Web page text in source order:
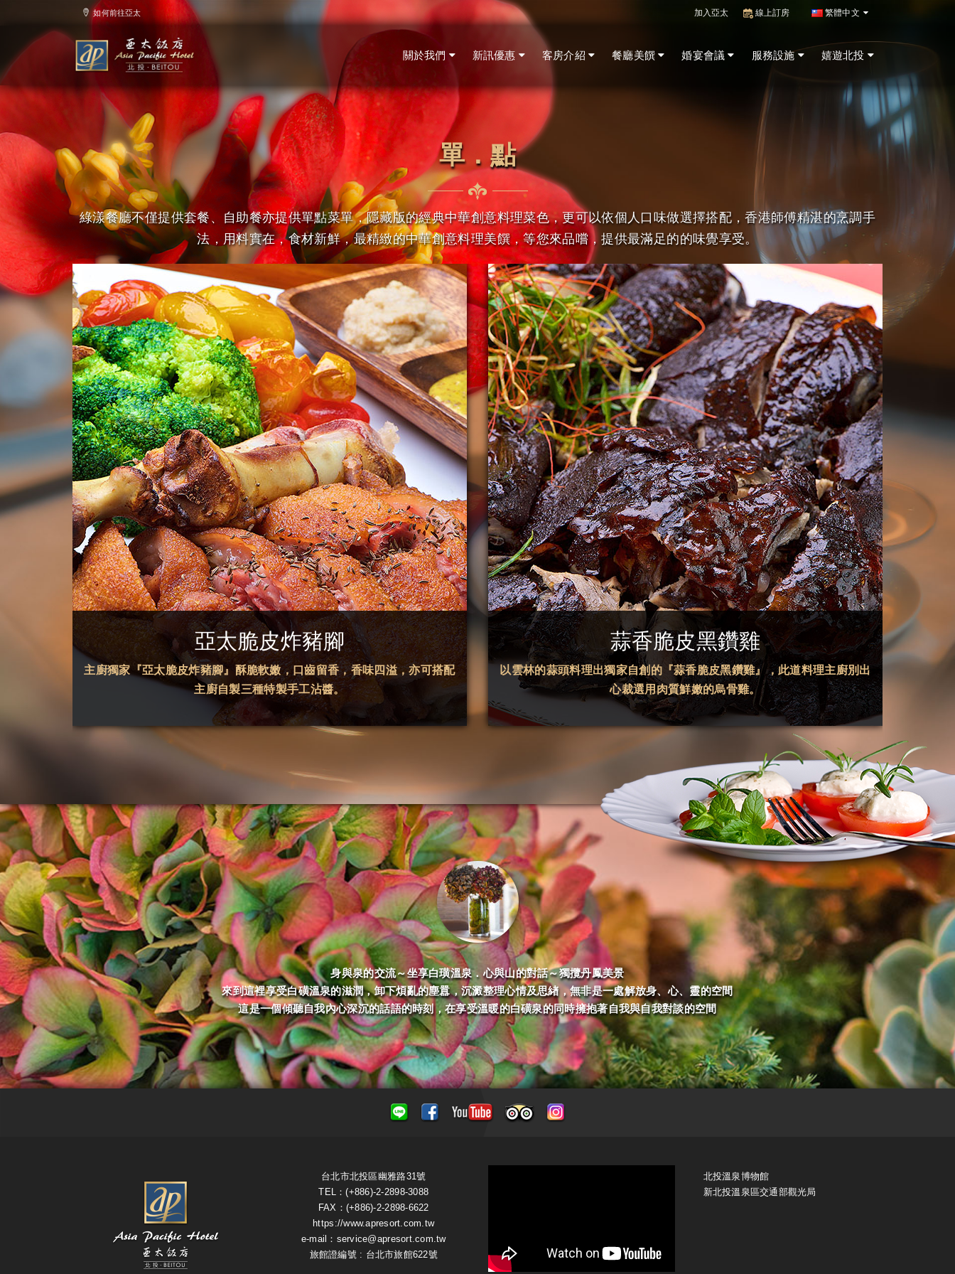
如何前往亞太 加入亞太 線上訂房 繁體中文
關於我們 新訊優惠 客房介紹 餐廳美饌 婚宴會議 服務設施 嬉遊北投
單．點
綠漾餐廳不僅提供套餐、自助餐亦提供單點菜單，隱藏版的經典中華創意料理菜色，更可以依個人口味做選擇搭配，香港師傅精湛的烹調手
法，用料實在，食材新鮮，最精緻的中華創意料理美饌，等您來品嚐，提供最滿足的的味覺享受。
亞太脆皮炸豬腳
主廚獨家『亞太脆皮炸豬腳』酥脆軟嫩，口齒留香，香味四溢，亦可搭配
主廚自製三種特製手工沾醬。
蒜香脆皮黑鑽雞
以雲林的蒜頭料理出獨家自創的『蒜香脆皮黑鑽雞』，此道料理主廚別出
心裁選用肉質鮮嫩的烏骨雞。
身與泉的交流～坐享白璜溫泉．心與山的對話～獨攬丹鳳美景
來到這裡享受白磺溫泉的滋潤，卸下煩亂的塵囂，沉澱整理心情及思緖，無非是一處解放身、心、靈的空間
這是一個傾聽自我內心深沉的話語的時刻，在享受溫暖的白磺泉的同時擁抱著自我與自我對談的空間
台北市北投區幽雅路31號
TEL：(+886)-2-2898-3088
FAX：(+886)-2-2898-6622
https://www.apresort.com.tw
e-mail：service@apresort.com.tw
旅館證編號 : 台北市旅館622號
北投溫泉博物館
新北投溫泉區交通部觀光局